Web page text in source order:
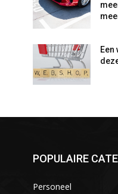
Een
POPULAIRE
Personeel